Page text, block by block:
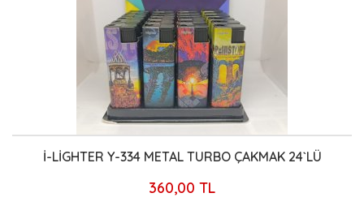
İ-LİGHTER Y-334 METAL TURBO ÇAKMAK 24`LÜ
360,00 TL